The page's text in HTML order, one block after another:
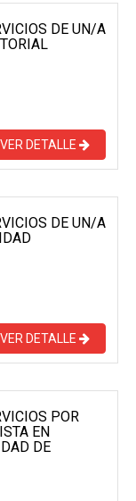
DE UN/A
VER DETALLE
DE UN/A
VER DETALLE
POR
EN
DE